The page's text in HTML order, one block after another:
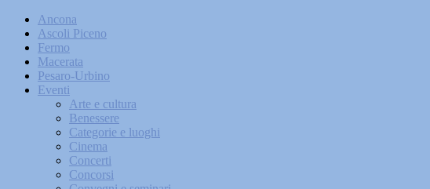
Ancona
Ascoli Piceno
Fermo
Macerata
Pesaro-Urbino
Eventi
Arte e cultura
Benessere
Categorie e luoghi
Cinema
Concerti
Concorsi